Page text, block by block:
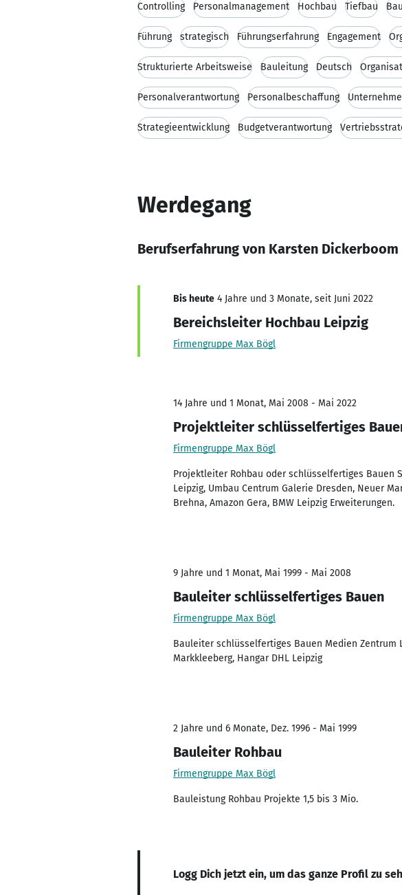
Controlling Personalmanagement Hochbau Tiefbau
Führung strategisch Führungserfahrung Engagement
Strukturierte Arbeitsweise Bauleitung Deutsch
Personalverantwortung Personalbeschaffung
Strategieentwicklung Budgetverantwortung
Werdegang
Berufserfahrung von Karsten Dickerboom
Bis heute 4 Jahre und 3 Monate, seit Juni 2022
Bereichsleiter Hochbau Leipzig
Firmengruppe Max Bögl
14 Jahre und 1 Monat, Mai 2008 - Mai 2022
Projektleiter schlüsselfertiges
Firmengruppe Max Bögl
Projektleiter Rohbau oder schlüsselfertiges Bauen
Leipzig, Umbau Centrum Galerie Dresden, Neuer
Brehna, Amazon Gera, BMW Leipzig Erweiterungen.
9 Jahre und 1 Monat, Mai 1999 - Mai 2008
Bauleiter schlüsselfertiges Bauen
Firmengruppe Max Bögl
Bauleiter schlüsselfertiges Bauen Medien Zentrum
Markkleeberg, Hangar DHL Leipzig
2 Jahre und 6 Monate, Dez. 1996 - Mai 1999
Bauleiter Rohbau
Firmengruppe Max Bögl
Bauleistung Rohbau Projekte 1,5 bis 3 Mio.
Logg Dich jetzt ein, um das ganze Profil zu